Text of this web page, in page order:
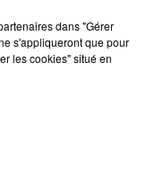
le top
dans "Gérer
s'appliqueront que pour
les cookies" situé en